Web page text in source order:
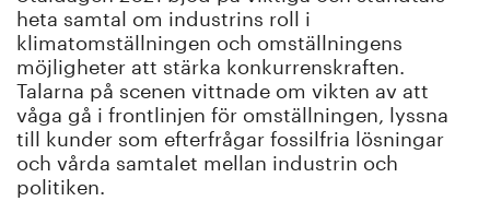
Vi tycker
Publicerat
Bildbank
Om oss
heta samtal om industrins roll i
klimatomställningen och omställningens
möjligheter att stärka konkurrenskraften.
Talarna på scenen vittnade om vikten av att
våga gå i frontlinjen för omställningen, lyssna
till kunder som efterfrågar fossilfria lösningar
och vårda samtalet mellan industrin och
politiken.